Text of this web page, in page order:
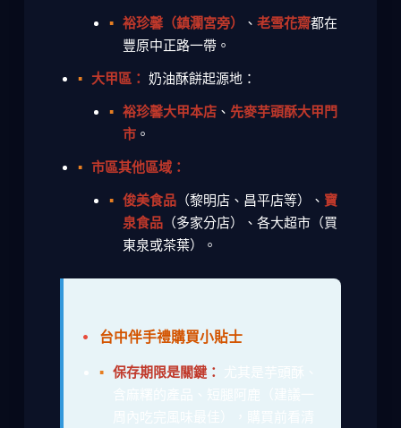
裕珍馨（鎮瀾宮旁）
、 老雪花齋都在
豐原中正路一帶。
大甲區： 奶油酥餅起源地：
裕珍馨大甲本店、 先麥芋頭酥大甲門
市。
市區其他區域：
俊美食品（黎明店、昌平店等）、 寶
泉食品（多家分店）、各大超市（買
東泉或茶葉）。
台中伴手禮購買小貼士
保存期限是關鍵：